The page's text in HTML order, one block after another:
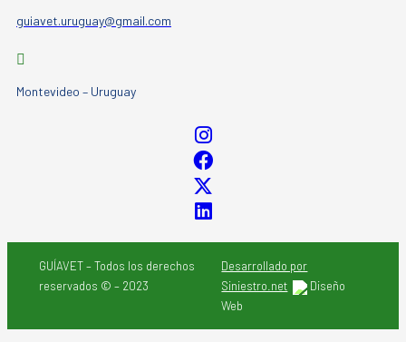
guiavet.uruguay@gmail.com
Montevideo – Uruguay
GUÍAVET – Todos los derechos
reservados © – 2023
Desarrollado por
Siniestro.net
Diseño
Web